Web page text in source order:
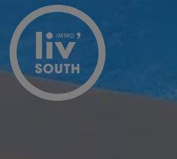
Menu overslaan en naar de inhoud gaan